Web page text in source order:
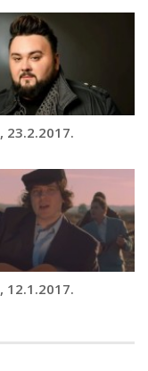
23.2.2017.
12.1.2017.